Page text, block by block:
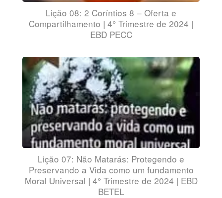
Lição 08: 2 Coríntios 8 – Oferta e
Compartilhamento | 4° Trimestre de 2024 |
EBD PECC
Lição 07: Não Matarás: Protegendo e
Preservando a Vida como um fundamento
Moral Universal | 4° Trimestre de 2024 | EBD
BETEL